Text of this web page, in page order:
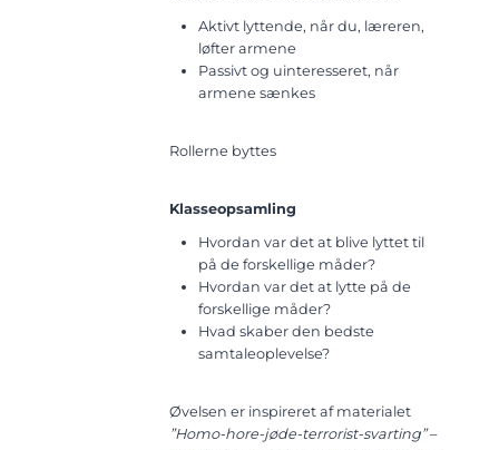
Aktivt lyttende, når du, læreren,
løfter armene
Passivt og uinteresseret, når
armene sænkes
Rollerne byttes
Klasseopsamling
Hvordan var det at blive lyttet til
på de forskellige måder?
Hvordan var det at lytte på de
forskellige måder?
Hvad skaber den bedste
samtaleoplevelse?
Øvelsen er inspireret af materialet
”Homo-hore-jøde-terrorist-svarting”–